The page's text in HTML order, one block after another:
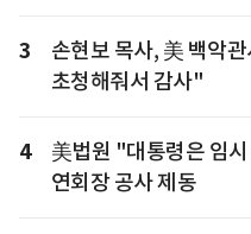
3
손현보 목사, 美 백악
초청해줘서 감사"
4
美법원 "대통령은 임
연회장 공사 제동